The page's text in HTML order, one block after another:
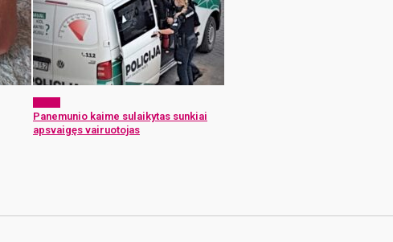
Panemunio kaime sulaikytas sunkiai
apsvaigęs vairuotojas